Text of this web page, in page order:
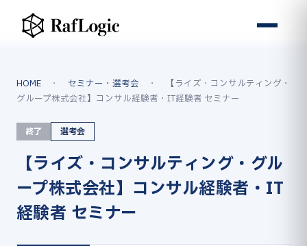
HOME ・ セミナー・選考会 ・ 【ライズ・コンサルティング・
グループ株式会社】コンサル経験者・IT経験者 セミナー
終了 選考会
【ライズ・コンサルティング・グル
ープ株式会社】コンサル経験者・IT
経験者 セミナー